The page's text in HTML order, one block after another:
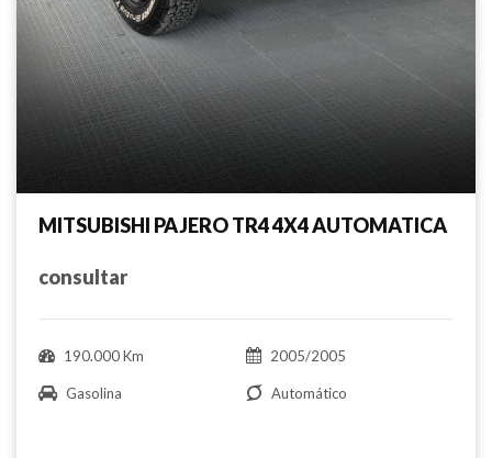
MITSUBISHI PAJERO TR4 4X4 AUTOMATICA
consultar
190.000 Km 2005/2005
Gasolina Automático